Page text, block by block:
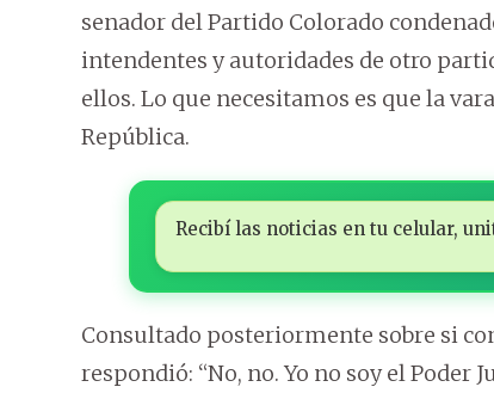
senador del Partido Colorado
intendentes y autoridades de otro
ellos. Lo que necesitamos es que la
República.
Recibí las noticias en tu celular,
Consultado posteriormente sobre si
respondió: “No, no. Yo no soy el Poder